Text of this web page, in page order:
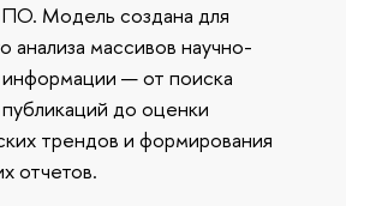
Модель создана для
анализа массивов научно-
— от поиска
до оценки
трендов и формирования
отчетов.